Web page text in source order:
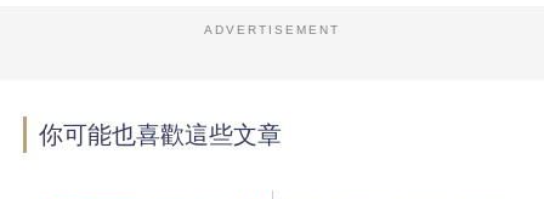
ADVERTISEMENT
你可能也喜歡這些文章